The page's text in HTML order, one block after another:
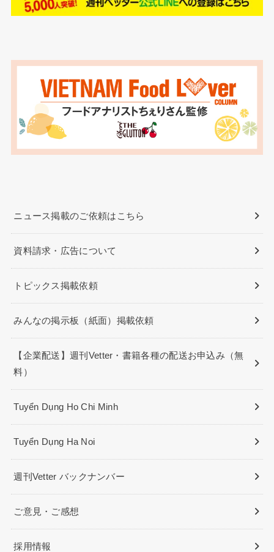
ニュース掲載のご依頼はこちら
資料請求・広告について
トピックス掲載依頼
みんなの掲示板（紙面）掲載依頼
【企業配送】週刊Vetter・書籍各種の配送お申込み（無
料）
Tuyển Dụng Ho Chi Minh
Tuyển Dụng Ha Noi
週刊Vetter バックナンバー
ご意見・ご感想
採用情報